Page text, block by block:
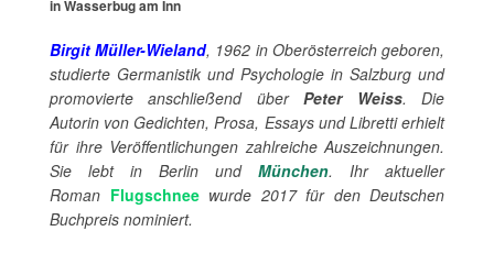
in Wasserbug am Inn
Birgit Müller-Wieland, 1962 in Oberösterreich geboren,
studierte Germanistik und Psychologie in Salzburg und
promovierte anschließend überPeter Weiss. Die
Autorin von Gedichten, Prosa, Essays und Libretti erhielt
für ihre Veröffentlichungen zahlreiche Auszeichnungen.
Sie lebt in Berlin und München. Ihr aktueller
Roman Flugschneewurde 2017 für den Deutschen
Buchpreis nominiert.